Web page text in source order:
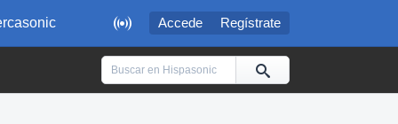
 Accede Regístrate